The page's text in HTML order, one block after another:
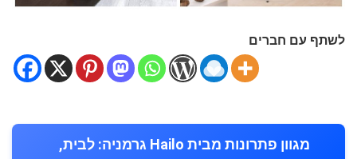
לשתף עם חברים
מגוון פתרונות מבית Hailo גרמניה: לבית,